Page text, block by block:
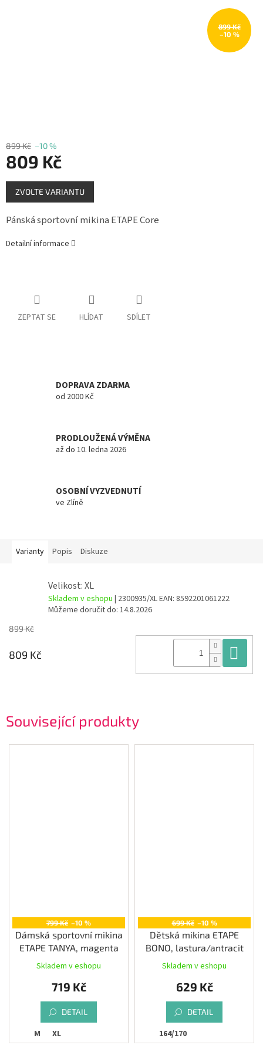
899 Kč
–10 %
899 Kč –10 %
809 Kč
Měrná
cena:
ZVOLTE VARIANTU
Pánská sportovní mikina ETAPE Core
Detailní informace
ZEPTAT SE HLÍDAT SDÍLET
DOPRAVA ZDARMA
od 2000 Kč
PRODLOUŽENÁ VÝMĚNA
až do 10. ledna 2026
OSOBNÍ VYZVEDNUTÍ
ve Zlíně
Související produkty
799 Kč –10 %
Dámská sportovní mikina
ETAPE TANYA, magenta
Skladem v eshopu
719 Kč
DETAIL
M XL
699 Kč –10 %
Dětská mikina ETAPE
BONO, lastura/antracit
Skladem v eshopu
629 Kč
DETAIL
164/170
Varianty Popis Diskuze
Velikost: XL
Skladem v eshopu | 2300935/XLEAN: 8592201061222
Můžeme doručit do: 14.8.2026
899 Kč
809 Kč